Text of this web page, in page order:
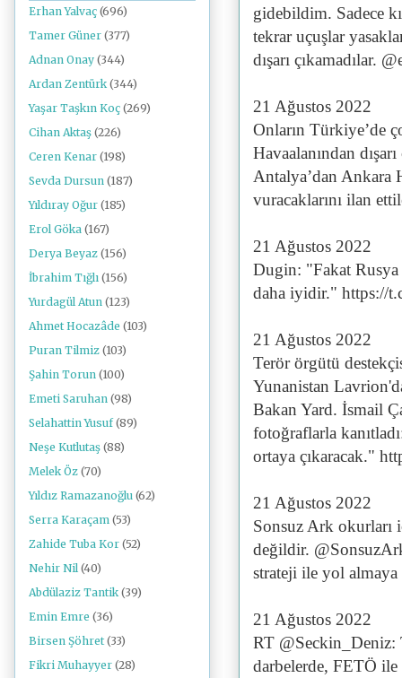
gidebildim. Sadece
tekrar uçuşlar
dışarı
21 Ağustos 2022
Onların Türkiye’de
Havaalanından
Antalya’dan Ankara
vuracaklarını ilan
21 Ağustos 2022
Dugin: "Fakat
daha iyidir." https://
21 Ağustos 2022
Terör örgütü
Yunanistan
Bakan Yard. İsmail
fotoğraflarla
ortaya çıkaracak."
21 Ağustos 2022
Sonsuz Ark okurları
değildir.
strateji ile yol
21 Ağustos 2022
RT
darbelerde, FETÖ
Erhan Yalvaç (696)
Tamer Güner (377)
Adnan Onay (344)
Ardan Zentürk (344)
Yaşar Taşkın Koç (269)
Cihan Aktaş (226)
Ceren Kenar (198)
Sevda Dursun (187)
Yıldıray Oğur (185)
Erol Göka (167)
Derya Beyaz (156)
İbrahim Tığlı (156)
Yurdagül Atun (123)
Ahmet Hocazâde (103)
Puran Tilmiz (103)
Şahin Torun (100)
Emeti Saruhan (98)
Selahattin Yusuf (89)
Neşe Kutlutaş (88)
Melek Öz (70)
Yıldız Ramazanoğlu (62)
Serra Karaçam (53)
Zahide Tuba Kor (52)
Nehir Nil (40)
Abdülaziz Tantik (39)
Emin Emre (36)
Birsen Şöhret (33)
Fikri Muhayyer (28)